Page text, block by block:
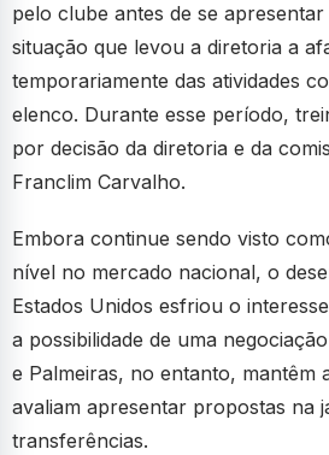
pelo clube antes de se
situação que levou a diretoria a
temporariamente das atividades
elenco. Durante esse período,
por decisão da diretoria e da
Franclim Carvalho.
Embora continue sendo visto
nível no mercado nacional, o
Estados Unidos esfriou o
a possibilidade de uma
e Palmeiras, no entanto, mantêm
avaliam apresentar propostas na
transferências.